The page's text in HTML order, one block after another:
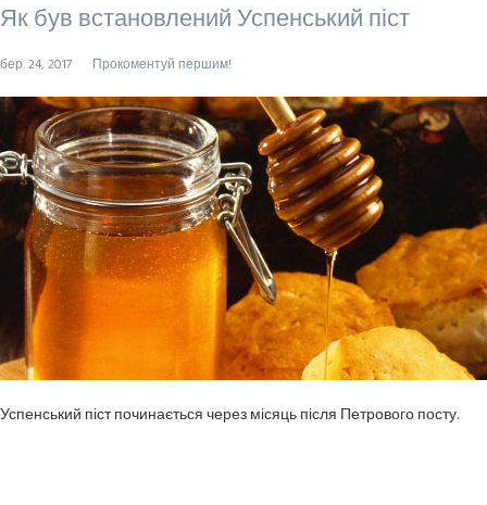
Як був встановлений Успенський піст
бер. 24, 2017 Прокоментуй першим!
Успенський піст починається через місяць після Петрового посту.